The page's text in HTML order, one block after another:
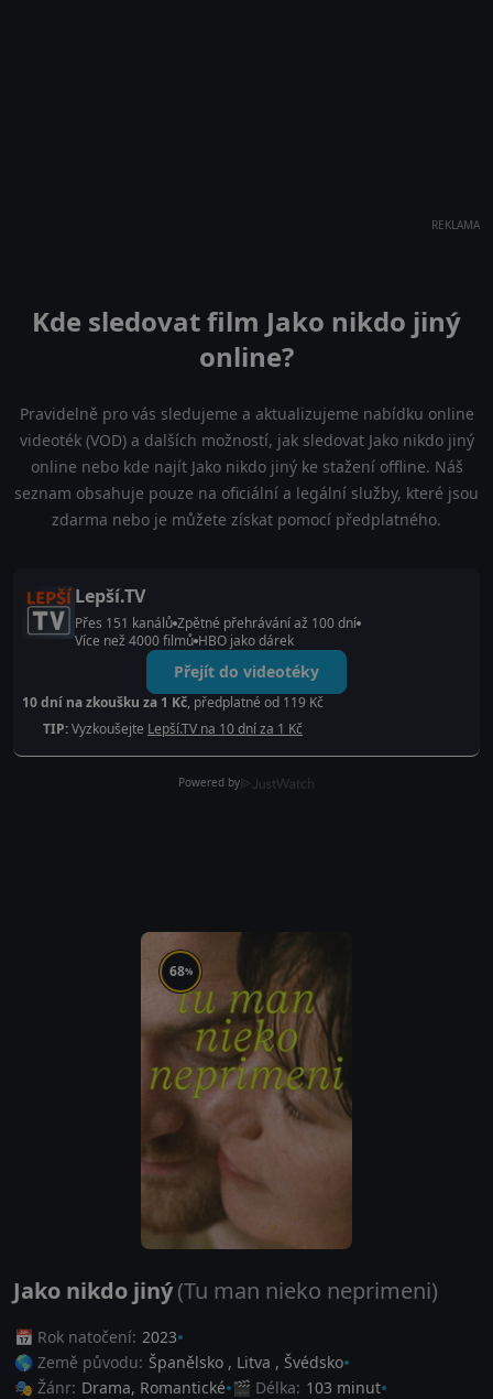
REKLAMA
Kde sledovat film Jako nikdo jiný
online?
Pravidelně pro vás sledujeme a aktualizujeme nabídku online
videoték (VOD) a dalších možností, jak sledovat Jako nikdo jiný
online nebo kde najít Jako nikdo jiný ke stažení offline. Náš
seznam obsahuje pouze na oficiální a legální služby, které jsou
zdarma nebo je můžete získat pomocí předplatného.
Lepší.TV
Přes 151 kanálů Zpětné přehrávání až 100 dní
Více než 4000 filmů HBO jako dárek
Přejít do videotéky
10 dní na zkoušku za 1 Kč, předplatné od 119 Kč
TIP:Vyzkoušejte Lepší.TV na 10 dní za 1 Kč
Powered by
68%
Jako nikdo jiný(Tu man nieko neprimeni)
📅 Rok natočení: 2023
🌎 Země původu: Španělsko , Litva , Švédsko
🎭 Žánr: Drama, Romantické 🎬 Délka: 103 minut